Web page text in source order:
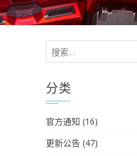
搜
索：
分类
官方通知 (16)
更新公告 (47)